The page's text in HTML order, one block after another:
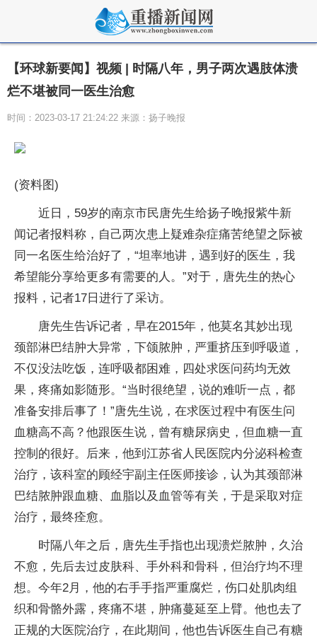
【环球新要闻】视频 | 时隔八年，男子两次遇肢体溃
烂不堪被同一医生治愈
时间：2023-03-17 21:24:22 来源：扬子晚报
(资料图)
近日，59岁的南京市民唐先生给扬子晚报紫牛新
闻记者报料称，自己两次患上疑难杂症痛苦绝望之际被
同一名医生给治好了，“坦率地讲，遇到好的医生，我
希望能分享给更多有需要的人。”对于，唐先生的热心
报料，记者17日进行了采访。
唐先生告诉记者，早在2015年，他莫名其妙出现
颈部淋巴结肿大异常，下颌脓肿，严重挤压到呼吸道，
不仅没法吃饭，连呼吸都困难，四处求医问药均无效
果，疼痛如影随形。“当时很绝望，说的难听一点，都
准备安排后事了！”唐先生说，在求医过程中有医生问
血糖高不高？他跟医生说，曾有糖尿病史，但血糖一直
控制的很好。后来，他到江苏省人民医院内分泌科检查
治疗，该科室的顾经宇副主任医师接诊，认为其颈部淋
巴结脓肿跟血糖、血脂以及血管等有关，于是采取对症
治疗，最终痊愈。
时隔八年之后，唐先生手指也出现溃烂脓肿，久治
不愈，先后去过皮肤科、手外科和骨科，但治疗均不理
想。今年2月，他的右手手指严重腐烂，伤口处肌肉组
织和骨骼外露，疼痛不堪，肿痛蔓延至上臂。他也去了
正规的大医院治疗，在此期间，他也告诉医生自己有糖